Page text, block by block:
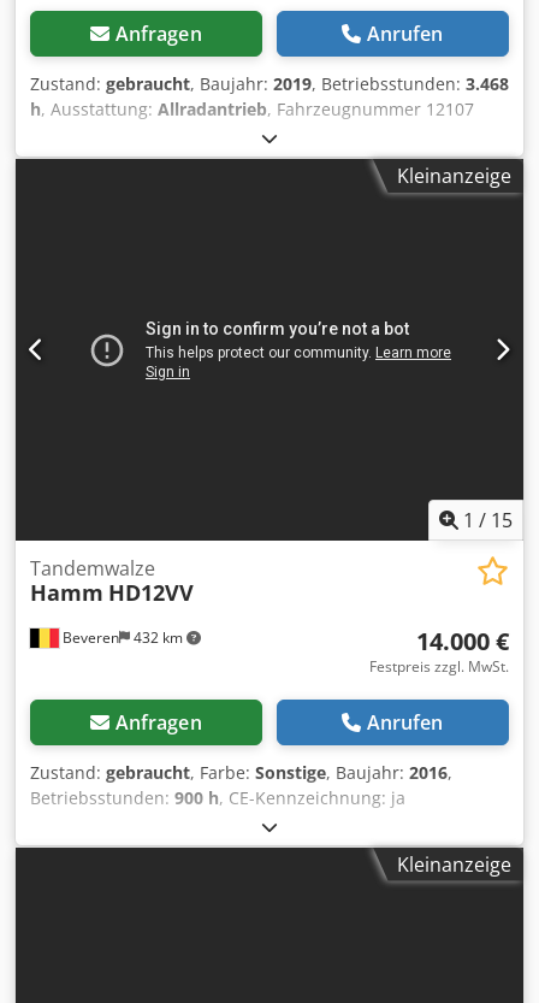
Anfragen Anrufen
Zustand: gebraucht, Baujahr: 2019, Betriebsstunden: 3.468
h, Ausstattung: Allradantrieb, Fahrzeugnummer 12107
Chodpfx Aey T Uimokkea Irrtümer & Zwischenverkauf
vorbehalten
Kleinanzeige
1 / 15
Beveren 432 km
Tandemwalze
Hamm HD12VV
14.000 €
Festpreis zzgl. MwSt.
Anfragen Anrufen
Zustand: gebraucht, Farbe: Sonstige, Baujahr: 2016,
Betriebsstunden: 900 h, CE-Kennzeichnung: ja
Seriennummer: H2007790 Cjdpfezblakex Akkeha
Maschinen zu verkaufen! Besuchen Sie unsere Website,
um eine Vielzahl von sofort verfügbaren Maschinen zu
Kleinanzeige